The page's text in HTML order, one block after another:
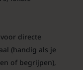
directe
(handig als je
of begrijpen),